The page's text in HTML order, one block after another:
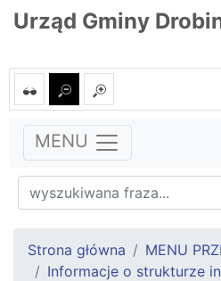
Urząd Gminy
MENU
Strona główna
MENU
Informacje o strukturze